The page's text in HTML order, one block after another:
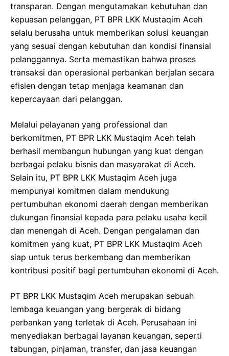
transparan. Dengan mengutamakan kebutuhan dan
kepuasan pelanggan, PT BPR LKK Mustaqim Aceh
selalu berusaha untuk memberikan solusi keuangan
yang sesuai dengan kebutuhan dan kondisi finansial
pelanggannya. Serta memastikan bahwa proses
transaksi dan operasional perbankan berjalan secara
efisien dengan tetap menjaga keamanan dan
kepercayaan dari pelanggan.
Melalui pelayanan yang professional dan
berkomitmen, PT BPR LKK Mustaqim Aceh telah
berhasil membangun hubungan yang kuat dengan
berbagai pelaku bisnis dan masyarakat di Aceh.
Selain itu, PT BPR LKK Mustaqim Aceh juga
mempunyai komitmen dalam mendukung
pertumbuhan ekonomi daerah dengan memberikan
dukungan finansial kepada para pelaku usaha kecil
dan menengah di Aceh. Dengan pengalaman dan
komitmen yang kuat, PT BPR LKK Mustaqim Aceh
siap untuk terus berkembang dan memberikan
kontribusi positif bagi pertumbuhan ekonomi di Aceh.
PT BPR LKK Mustaqim Aceh merupakan sebuah
lembaga keuangan yang bergerak di bidang
perbankan yang terletak di Aceh. Perusahaan ini
menyediakan berbagai layanan keuangan, seperti
tabungan, pinjaman, transfer, dan jasa keuangan